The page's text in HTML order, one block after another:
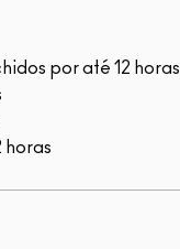
por até 12 horas
horas